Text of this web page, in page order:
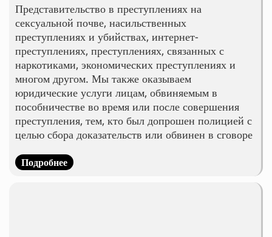
Представительство в преступлениях на
сексуальной почве, насильственных
преступлениях и убийствах, интернет-
преступлениях, преступлениях, связанных с
наркотиками, экономических преступлениях и
многом другом. Мы также оказываем
юридические услуги лицам, обвиняемым в
пособничестве во время или после совершения
преступления, тем, кто был допрошен полицией с
целью сбора доказательств или обвинен в сговоре
Подробнее